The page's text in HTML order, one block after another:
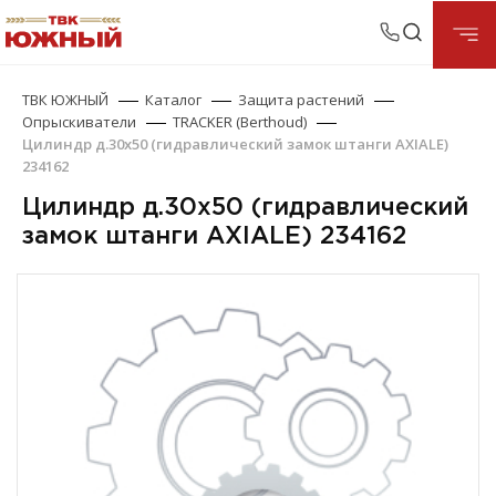
ТВК ЮЖНЫЙ Каталог
Защита растений
Опрыскиватели
TRACKER (Berthoud)
Цилиндр д.30х50 (гидравлический замок штанги AXIALE)
234162
Цилиндр д.30х50 (гидравлический
замок штанги AXIALE) 234162